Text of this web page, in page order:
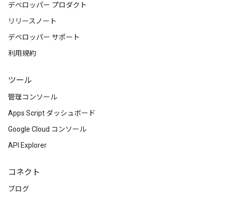
デベロッパー プロダクト
リリースノート
デベロッパー サポート
利用規約
ツール
管理コンソール
Apps Script ダッシュボード
Google Cloud コンソール
API Explorer
コネクト
ブログ